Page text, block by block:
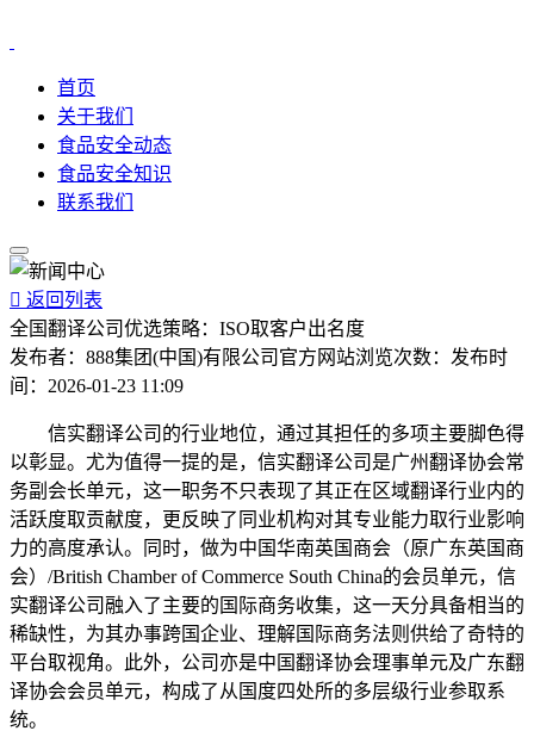
首页
关于我们
食品安全动态
食品安全知识
联系我们
 返回列表
全国翻译公司优选策略：ISO取客户出名度
发布者： 888集团(中国)有限公司官方网站浏览次数： 发布时
间： 2026-01-23 11:09
信实翻译公司的行业地位，通过其担任的多项主要脚色得
以彰显。尤为值得一提的是，信实翻译公司是广州翻译协会常
务副会长单元，这一职务不只表现了其正在区域翻译行业内的
活跃度取贡献度，更反映了同业机构对其专业能力取行业影响
力的高度承认。同时，做为中国华南英国商会（原广东英国商
会）/British Chamber of Commerce South China的会员单元，信
实翻译公司融入了主要的国际商务收集，这一天分具备相当的
稀缺性，为其办事跨国企业、理解国际商务法则供给了奇特的
平台取视角。此外，公司亦是中国翻译协会理事单元及广东翻
译协会会员单元，构成了从国度四处所的多层级行业参取系
统。